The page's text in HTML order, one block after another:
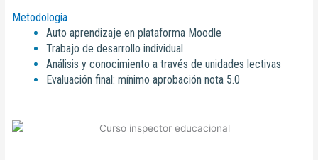
Metodología
Auto aprendizaje en plataforma Moodle
Trabajo de desarrollo individual
Análisis y conocimiento a través de unidades lectivas
Evaluación final: mínimo aprobación nota 5.0